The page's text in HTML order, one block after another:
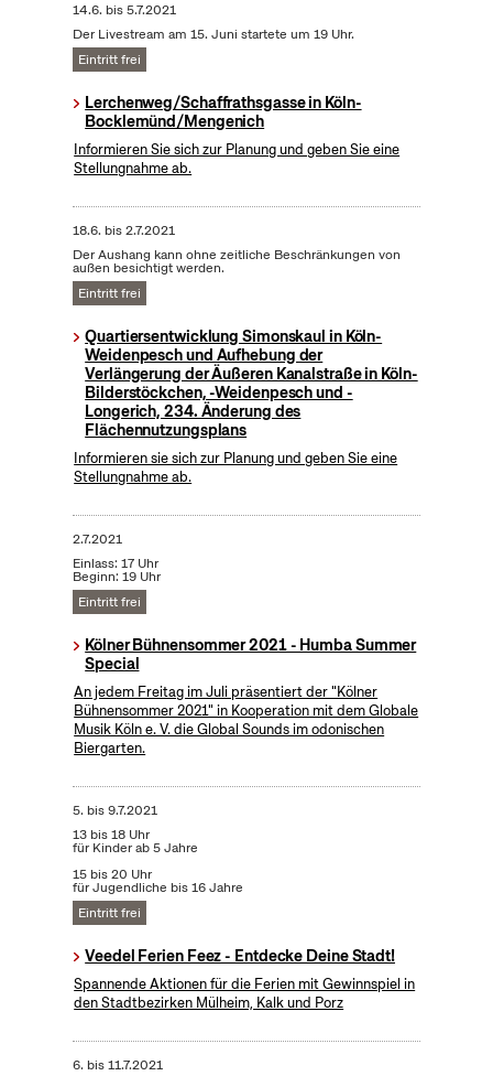
14.6. bis5.7.2021
Der Livestream am 15. Juni startete um 19 Uhr.
Eintritt frei
Lerchenweg/Schaffrathsgasse in Köln-
Bocklemünd/Mengenich
Informieren Sie sich zur Planung und geben Sie eine
Stellungnahme ab.
18.6. bis2.7.2021
Der Aushang kann ohne zeitliche Beschränkungen von
außen besichtigt werden.
Eintritt frei
Quartiersentwicklung Simonskaul in Köln-
Weidenpesch und Aufhebung der
Verlängerung der Äußeren Kanalstraße in Köln-
Bilderstöckchen, -Weidenpesch und -
Longerich, 234. Änderung des
Flächennutzungsplans
Informieren sie sich zur Planung und geben Sie eine
Stellungnahme ab.
2.7.2021
Einlass: 17 Uhr
Beginn: 19 Uhr
Eintritt frei
Kölner Bühnensommer 2021 - Humba Summer
Special
An jedem Freitag im Juli präsentiert der "Kölner
Bühnensommer 2021" in Kooperation mit dem Globale
Musik Köln e. V. die Global Sounds im odonischen
Biergarten.
5. bis9.7.2021
13 bis 18 Uhr
für Kinder ab 5 Jahre
15 bis 20 Uhr
für Jugendliche bis 16 Jahre
Eintritt frei
Veedel Ferien Feez - Entdecke Deine Stadt!
Spannende Aktionen für die Ferien mit Gewinnspiel in
den Stadtbezirken Mülheim, Kalk und Porz
6. bis11.7.2021